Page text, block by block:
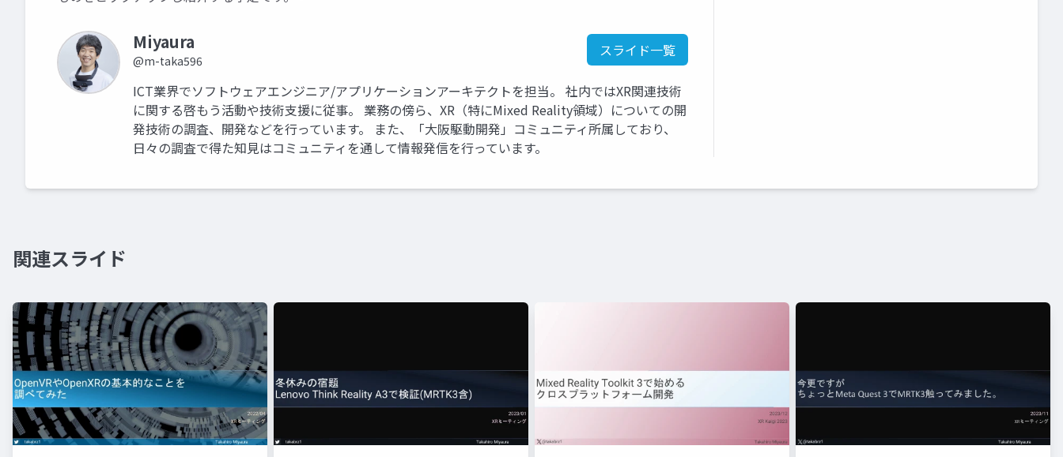
Miyaura
@m-taka596
スライド一覧
ICT業界でソフトウェアエンジニア/アプリケーションアーキテクトを担当。 社内ではXR関連技術
に関する啓もう活動や技術支援に従事。 業務の傍ら、XR（特にMixed Reality領域）についての開
発技術の調査、開発などを行っています。 また、「大阪駆動開発」コミュニティ所属しており、
日々の調査で得た知見はコミュニティを通して情報発信を行っています。
関連スライド